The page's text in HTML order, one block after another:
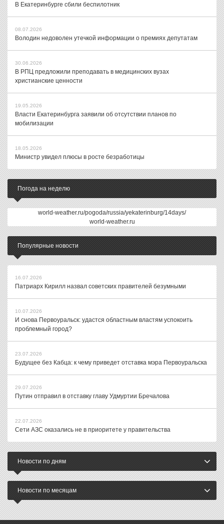
В Екатеринбурге сбили беспилотник
08.07.2026
Володин недоволен утечкой информации о премиях депутатам
30.06.2026
В РПЦ предложили преподавать в медицинских вузах
христианские ценности
19.05.2026
Власти Екатеринбурга заявили об отсутствии планов по
мобилизации
18.05.2026
Министр увидел плюсы в росте безработицы
Погода на неделю
world-weather.ru/pogoda/russia/yekaterinburg/14days/
world-weather.ru
Популярные новости
16.07.2026
Патриарх Кирилл назвал советских правителей безумными
10.07.2026
И снова Первоуральск: удастся областным властям успокоить
проблемный город?
23.07.2026
Будущее без Кабца: к чему приведет отставка мэра Первоуральска
29.07.2026
Путин отправил в отставку главу Удмуртии Бречалова
22.07.2026
Сети АЗС оказались не в приоритете у правительства
Новости по дням
Новости по месяцам